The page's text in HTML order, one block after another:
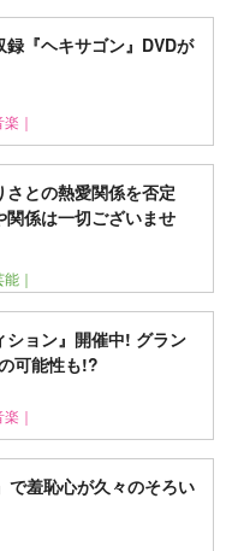
『ヘキサゴン』DVDが
楽｜
との熱愛関係を否定
関係は一切ございませ
能｜
ション』開催中! グラン
可能性も!?
楽｜
で羞恥心が久々のそろい